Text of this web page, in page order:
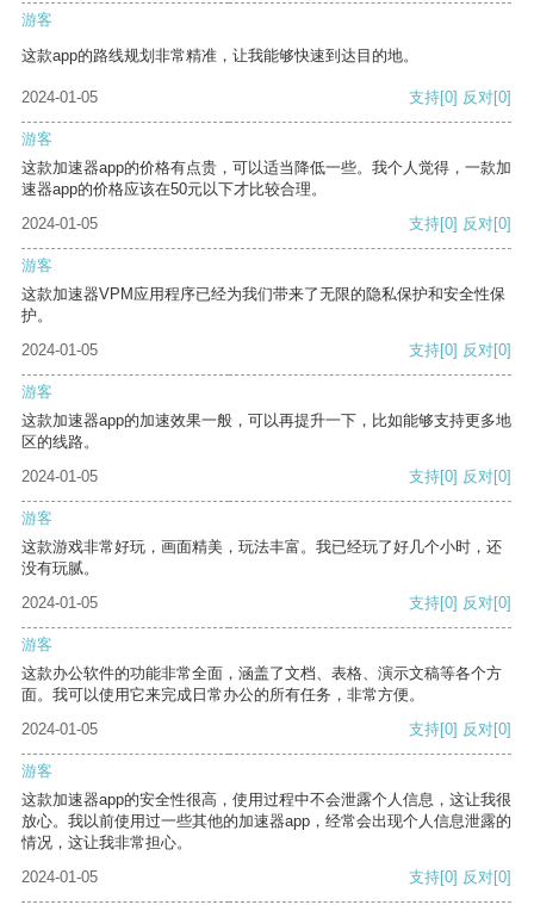
游客
这款app的路线规划非常精准，让我能够快速到达目的地。
2024-01-05 支持[0] 反对[0]
游客
这款加速器app的价格有点贵，可以适当降低一些。我个人觉得，一款加
速器app的价格应该在50元以下才比较合理。
2024-01-05
支持[0] 反对[0]
游客
这款加速器VPM应用程序已经为我们带来了无限的隐私保护和安全性保
护。
2024-01-05
支持[0] 反对[0]
游客
这款加速器app的加速效果一般，可以再提升一下，比如能够支持更多地
区的线路。
2024-01-05
支持[0] 反对[0]
游客
这款游戏非常好玩，画面精美，玩法丰富。我已经玩了好几个小时，还
没有玩腻。
2024-01-05
支持[0] 反对[0]
游客
这款办公软件的功能非常全面，涵盖了文档、表格、演示文稿等各个方
面。我可以使用它来完成日常办公的所有任务，非常方便。
2024-01-05
支持[0] 反对[0]
游客
这款加速器app的安全性很高，使用过程中不会泄露个人信息，这让我很
放心。我以前使用过一些其他的加速器app，经常会出现个人信息泄露的
情况，这让我非常担心。
2024-01-05
支持[0] 反对[0]